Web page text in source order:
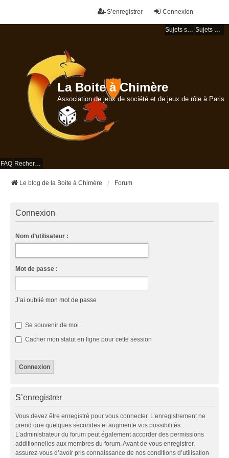
Connexion
S’enregistrer
Sujets sans réponse Sujets actifs
La Boite à Chimère
Association de jeux de société et de jeux de rôle à Paris
FAQ Rechercher
Le blog de la Boite à Chimère Forum
Connexion
Nom d’utilisateur :
Mot de passe :
J’ai oublié mon mot de passe
Se souvenir de moi
Cacher mon statut en ligne pour cette session
S’enregistrer
Vous devez être enregistré pour vous connecter. L’enregistrement ne
prend que quelques secondes et augmente vos possibilités.
L’administrateur du forum peut également accorder des permissions
additionnelles aux membres du forum. Avant de vous enregistrer,
assurez-vous d’avoir pris connaissance de nos conditions d’utilisation